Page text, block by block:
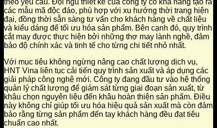
theo yêu cầu. Đội ngũ thiết kế của công ty có khả năng tạo ra
các mẫu mã độc đáo, phù hợp với xu hướng thời trang hiện
đại, đồng thời sẵn sàng tư vấn cho khách hàng về chất liệu
và kiểu dáng để tối ưu hóa sản phẩm. Bên cạnh đó, quy trình
cắt may được thực hiện bởi những thợ may lành nghề, đảm
bảo độ chính xác và tinh tế cho từng chi tiết nhỏ nhất.
Với mục tiêu không ngừng nâng cao chất lượng dịch vụ,
HNT Vina liên tục cải tiến quy trình sản xuất và áp dụng các
giải pháp công nghệ mới. Công ty đang đầu tư vào hệ thống
quản lý chất lượng để giám sát từng giai đoạn sản xuất, từ
khâu chọn nguyên liệu đến khâu hoàn thiện sản phẩm. Điều
này không chỉ giúp tối ưu hóa hiệu quả sản xuất mà còn đảm
bảo rằng từng sản phẩm đến tay khách hàng đều đạt tiêu
chuẩn cao nhất.